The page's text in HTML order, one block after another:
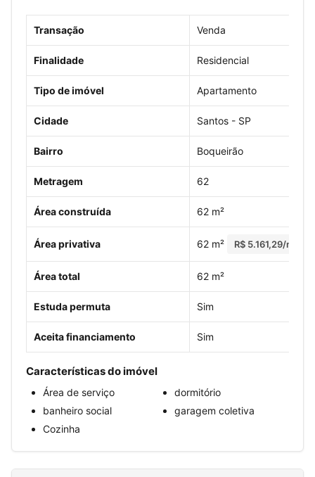
Transação Venda
Finalidade Residencial
Tipo de imóvel Apartamento
Cidade Santos - SP
Bairro Boqueirão
Metragem 62
Área construída 62 m²
Área privativa 62 m² R$ 5.161,29/m²
Área total 62 m²
Estuda permuta Sim
Aceita financiamento Sim
Características do imóvel
Área de serviço
banheiro social
Cozinha
dormitório
garagem coletiva